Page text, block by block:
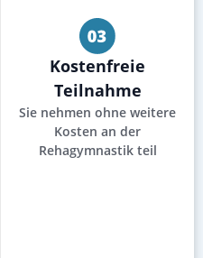
Kostenfreie
Teilnahme
Sie nehmen ohne weitere
Kosten an der
Rehagymnastik teil